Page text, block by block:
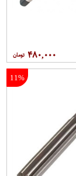
۴۸۰,۰۰۰
11%